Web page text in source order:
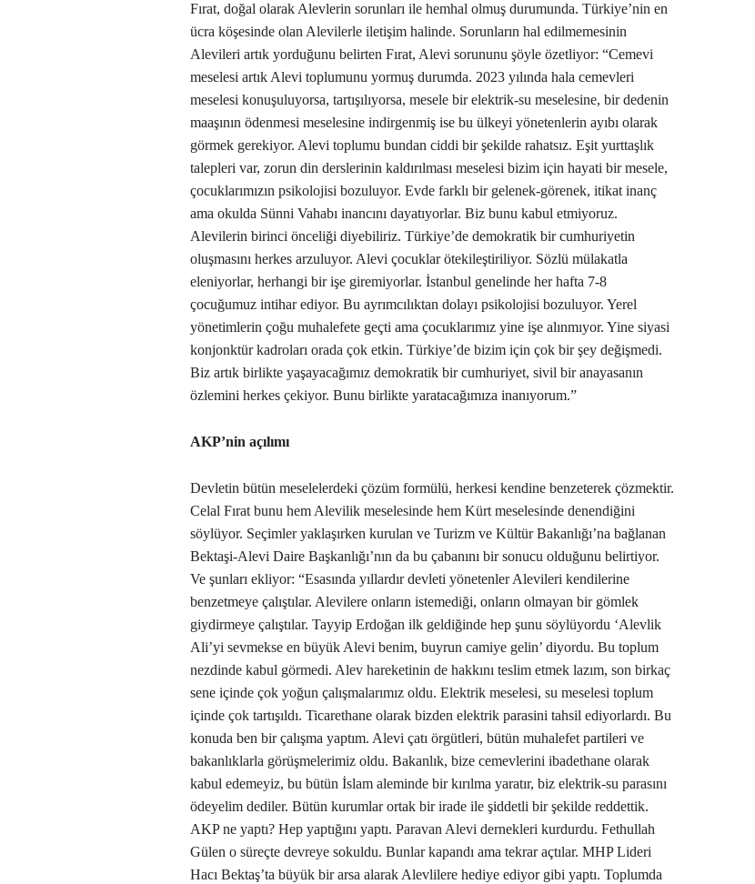
Fırat, doğal olarak Alevlerin sorunları ile hemhal olmuş durumunda. Türkiye’nin en
ücra köşesinde olan Alevilerle iletişim halinde. Sorunların hal edilmemesinin
Alevileri artık yorduğunu belirten Fırat, Alevi sorununu şöyle özetliyor: “Cemevi
meselesi artık Alevi toplumunu yormuş durumda. 2023 yılında hala cemevleri
meselesi konuşuluyorsa, tartışılıyorsa, mesele bir elektrik-su meselesine, bir dedenin
maaşının ödenmesi meselesine indirgenmiş ise bu ülkeyi yönetenlerin ayıbı olarak
görmek gerekiyor. Alevi toplumu bundan ciddi bir şekilde rahatsız. Eşit yurttaşlık
talepleri var, zorun din derslerinin kaldırılması meselesi bizim için hayati bir mesele,
çocuklarımızın psikolojisi bozuluyor. Evde farklı bir gelenek-görenek, itikat inanç
ama okulda Sünni Vahabı inancını dayatıyorlar. Biz bunu kabul etmiyoruz.
Alevilerin birinci önceliği diyebiliriz. Türkiye’de demokratik bir cumhuriyetin
oluşmasını herkes arzuluyor. Alevi çocuklar ötekileştiriliyor. Sözlü mülakatla
eleniyorlar, herhangi bir işe giremiyorlar. İstanbul genelinde her hafta 7-8
çocuğumuz intihar ediyor. Bu ayrımcılıktan dolayı psikolojisi bozuluyor. Yerel
yönetimlerin çoğu muhalefete geçti ama çocuklarımız yine işe alınmıyor. Yine siyasi
konjonktür kadroları orada çok etkin. Türkiye’de bizim için çok bir şey değişmedi.
Biz artık birlikte yaşayacağımız demokratik bir cumhuriyet, sivil bir anayasanın
özlemini herkes çekiyor. Bunu birlikte yaratacağımıza inanıyorum.”
AKP’nin açılımı
Devletin bütün meselelerdeki çözüm formülü, herkesi kendine benzeterek çözmektir.
Celal Fırat bunu hem Alevilik meselesinde hem Kürt meselesinde denendiğini
söylüyor. Seçimler yaklaşırken kurulan ve Turizm ve Kültür Bakanlığı’na bağlanan
Bektaşi-Alevi Daire Başkanlığı’nın da bu çabanını bir sonucu olduğunu belirtiyor.
Ve şunları ekliyor: “Esasında yıllardır devleti yönetenler Alevileri kendilerine
benzetmeye çalıştılar. Alevilere onların istemediği, onların olmayan bir gömlek
giydirmeye çalıştılar. Tayyip Erdoğan ilk geldiğinde hep şunu söylüyordu ‘Alevlik
Ali’yi sevmekse en büyük Alevi benim, buyrun camiye gelin’ diyordu. Bu toplum
nezdinde kabul görmedi. Alev hareketinin de hakkını teslim etmek lazım, son birkaç
sene içinde çok yoğun çalışmalarımız oldu. Elektrik meselesi, su meselesi toplum
içinde çok tartışıldı. Ticarethane olarak bizden elektrik parasini tahsil ediyorlardı. Bu
konuda ben bir çalışma yaptım. Alevi çatı örgütleri, bütün muhalefet partileri ve
bakanlıklarla görüşmelerimiz oldu. Bakanlık, bize cemevlerini ibadethane olarak
kabul edemeyiz, bu bütün İslam aleminde bir kırılma yaratır, biz elektrik-su parasını
ödeyelim dediler. Bütün kurumlar ortak bir irade ile şiddetli bir şekilde reddettik.
AKP ne yaptı? Hep yaptığını yaptı. Paravan Alevi dernekleri kurdurdu. Fethullah
Gülen o süreçte devreye sokuldu. Bunlar kapandı ama tekrar açtılar. MHP Lideri
Hacı Bektaş’ta büyük bir arsa alarak Alevlilere hediye ediyor gibi yaptı. Toplumda